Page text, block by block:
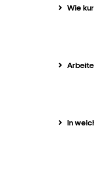
Wie
In